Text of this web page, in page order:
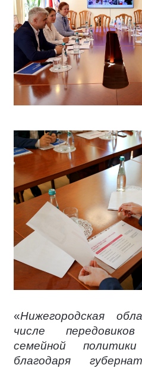
«Нижегородская
числе
семейной
благодаря